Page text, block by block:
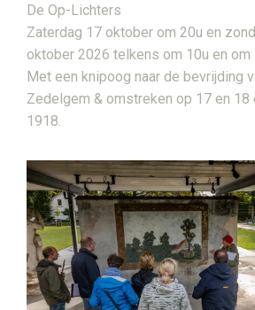
De Op-Lichters
Zaterdag 17 oktober om 20u en
oktober 2026 telkens om 10u en om
Met een knipoog naar de bevrijding
Zedelgem & omstreken op 17 en 18
1918.